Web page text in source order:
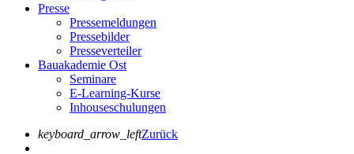
Presse
Pressemeldungen
Pressebilder
Presseverteiler
Bauakademie Ost
Seminare
E-Learning-Kurse
Inhouseschulungen
keyboard_arrow_leftZurück